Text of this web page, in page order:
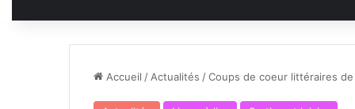
Accueil / Actualités /Coups de coeur littéraires de